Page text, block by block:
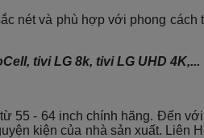
nét và phù hợp với phong cách
tivi LG 8k, tivi LG UHD 4K,...
55 - 64 inch chính hãng. Đến
kiện của nhà sản xuất. Liên